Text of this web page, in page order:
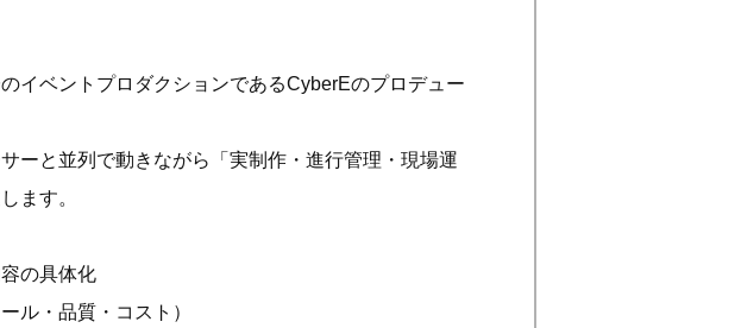
イベントプロダクションであるCyberEのプロデュー
ーと並列で動きながら「実制作・進行管理・現場運
ます。
の具体化
ル・品質・コスト）